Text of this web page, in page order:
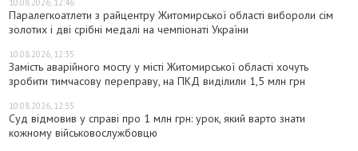
10.08.2026, 12:46
Паралегкоатлети з райцентру Житомирської області вибороли сім
золотих і дві срібні медалі на чемпіонаті України
10.08.2026, 12:35
Замість аварійного мосту у місті Житомирської області хочуть
зробити тимчасову переправу, на ПКД виділили 1,5 млн грн
10.08.2026, 12:35
Суд відмовив у справі про 1 млн грн: урок, який варто знати
кожному військовослужбовцю